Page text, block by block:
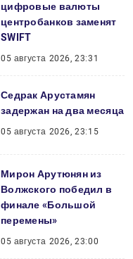
цифровые валюты
центробанков заменят
SWIFT
05 августа 2026, 23:31
Седрак Арустамян
задержан на два месяца
05 августа 2026, 23:15
Мирон Арутюнян из
Волжского победил в
финале «Большой
перемены»
05 августа 2026, 23:00